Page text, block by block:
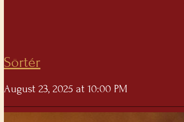
Sörtér
August 23, 2025 at 10:00 PM